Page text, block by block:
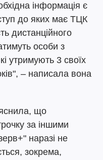
інформація є
до яких має ТЦК
дистанційного
особи з
утримують 3 своїх
– написала вона
що
за іншими
наразі не
зокрема,